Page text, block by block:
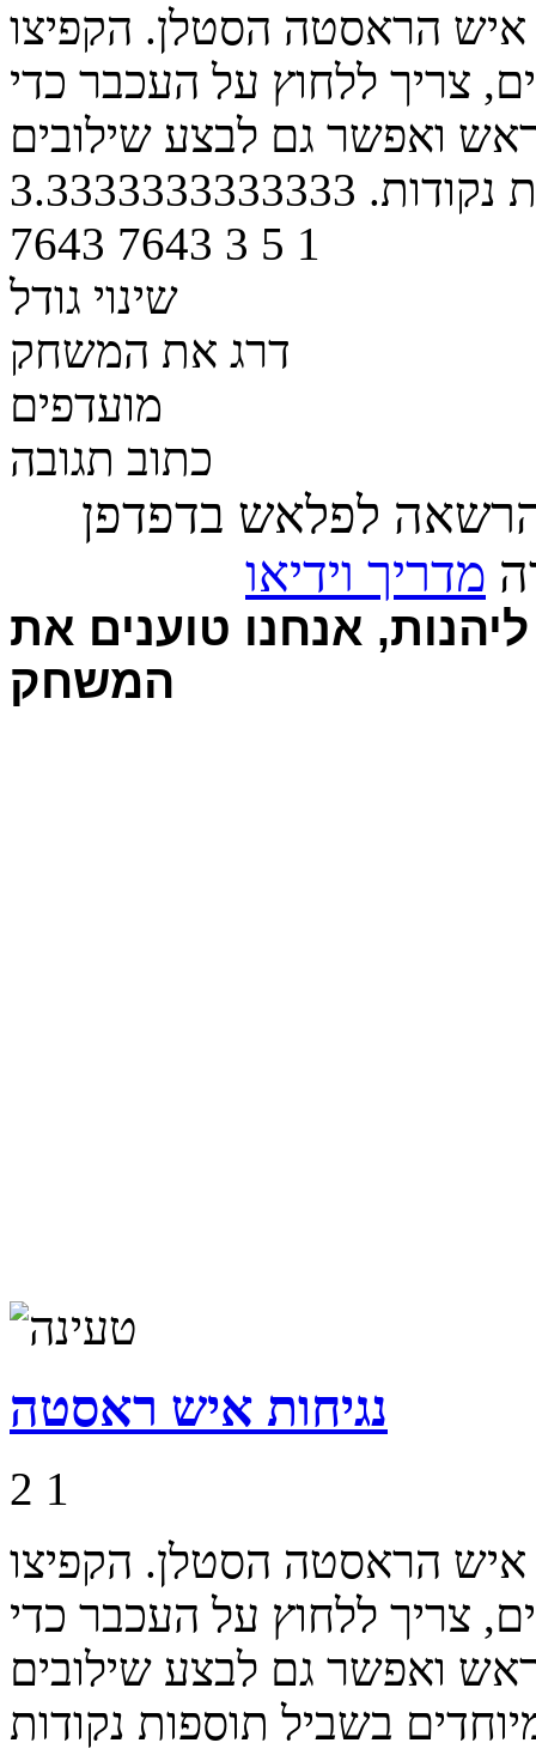
הראסטה הסטלן. הקפיצו
צריך ללחוץ על העכבר כדי
ואפשר גם לבצע שילובים
נקודות. 3.3333333333333
7643 7643 3 5 1
שינוי גודל
דרג את המשחק
מועדפים
כתוב תגובה
לפלאש בדפדפן
מדריך וידיאו
אנחנו טוענים את
המשחק
נגיחות איש ראסטה
2 1
הראסטה הסטלן. הקפיצו
צריך ללחוץ על העכבר כדי
ואפשר גם לבצע שילובים